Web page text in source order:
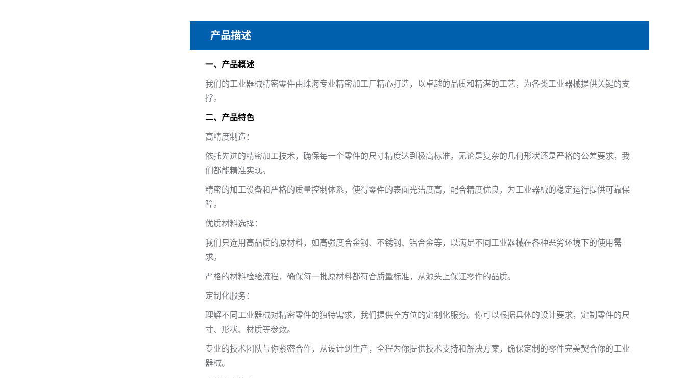
产品描述
一、产品概述
我们的工业器械精密零件由珠海专业精密加工厂精心打造，以卓越的品质和精湛的工艺，为各类工业器械提供关键的支
撑。
二、产品特色
高精度制造：
依托先进的精密加工技术，确保每一个零件的尺寸精度达到极高标准。无论是复杂的几何形状还是严格的公差要求，我
们都能精准实现。
精密的加工设备和严格的质量控制体系，使得零件的表面光洁度高，配合精度优良，为工业器械的稳定运行提供可靠保
障。
优质材料选择：
我们只选用高品质的原材料，如高强度合金钢、不锈钢、铝合金等，以满足不同工业器械在各种恶劣环境下的使用需
求。
严格的材料检验流程，确保每一批原材料都符合质量标准，从源头上保证零件的品质。
定制化服务：
理解不同工业器械对精密零件的独特需求，我们提供全方位的定制化服务。你可以根据具体的设计要求，定制零件的尺
寸、形状、材质等参数。
专业的技术团队与你紧密合作，从设计到生产，全程为你提供技术支持和解决方案，确保定制的零件完美契合你的工业
器械。